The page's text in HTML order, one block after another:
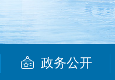
政务公开